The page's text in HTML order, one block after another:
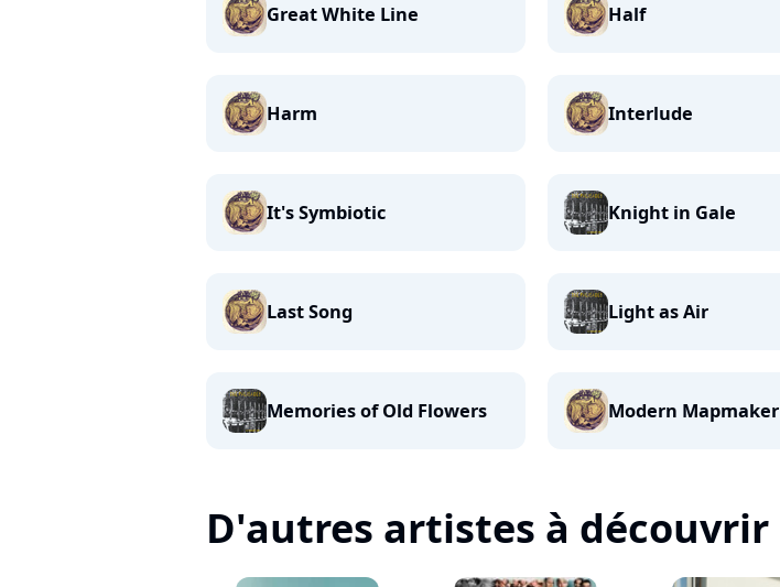
Great White Line Half
Harm Interlude
It's Symbiotic Knight in Gale
Last Song Light as Air
Memories of Old Flowers Modern Mapmaker
D'autres artistes à découvrir